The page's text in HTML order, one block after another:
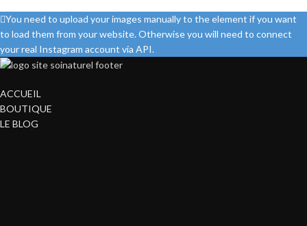
You need to upload your images manually to the element if you want
to load them from your website. Otherwise you will need to connect
your real Instagram account via API.
ACCUEIL
BOUTIQUE
LE BLOG